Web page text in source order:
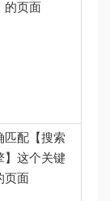
的页面
匹配【搜索
】这个关键
页面